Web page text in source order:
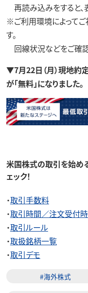
再読み込みをすると、
※ご利用環境によって
す。
回線状況などをご確認
▼7月22日（月）現地約
が「無料」になりました。
米国株式の取引を始め
ェック！
・取引手数料
・取引時間／注文受付
・取引ルール
・取扱銘柄一覧
・取引デモ
#海外株式